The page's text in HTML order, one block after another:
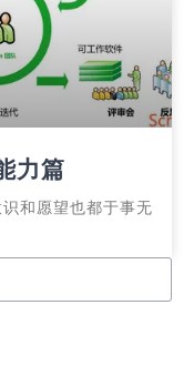
力篇
和愿望也都于事无